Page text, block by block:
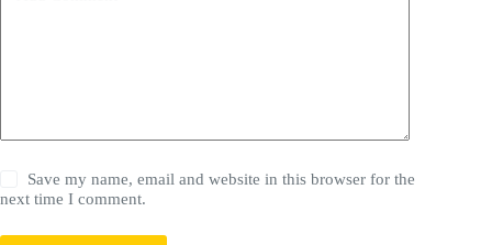
Save my name, email and website in this browser for the
next time I comment.